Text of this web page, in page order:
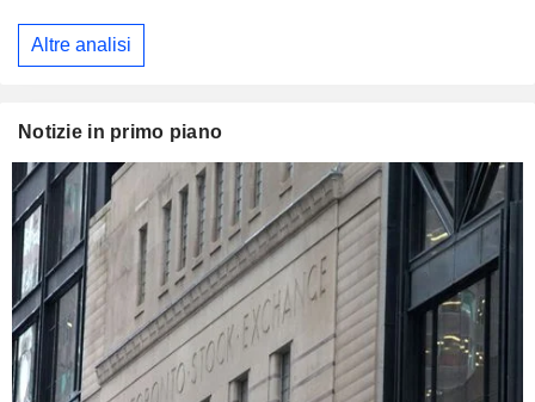
Altre analisi
Notizie in primo piano